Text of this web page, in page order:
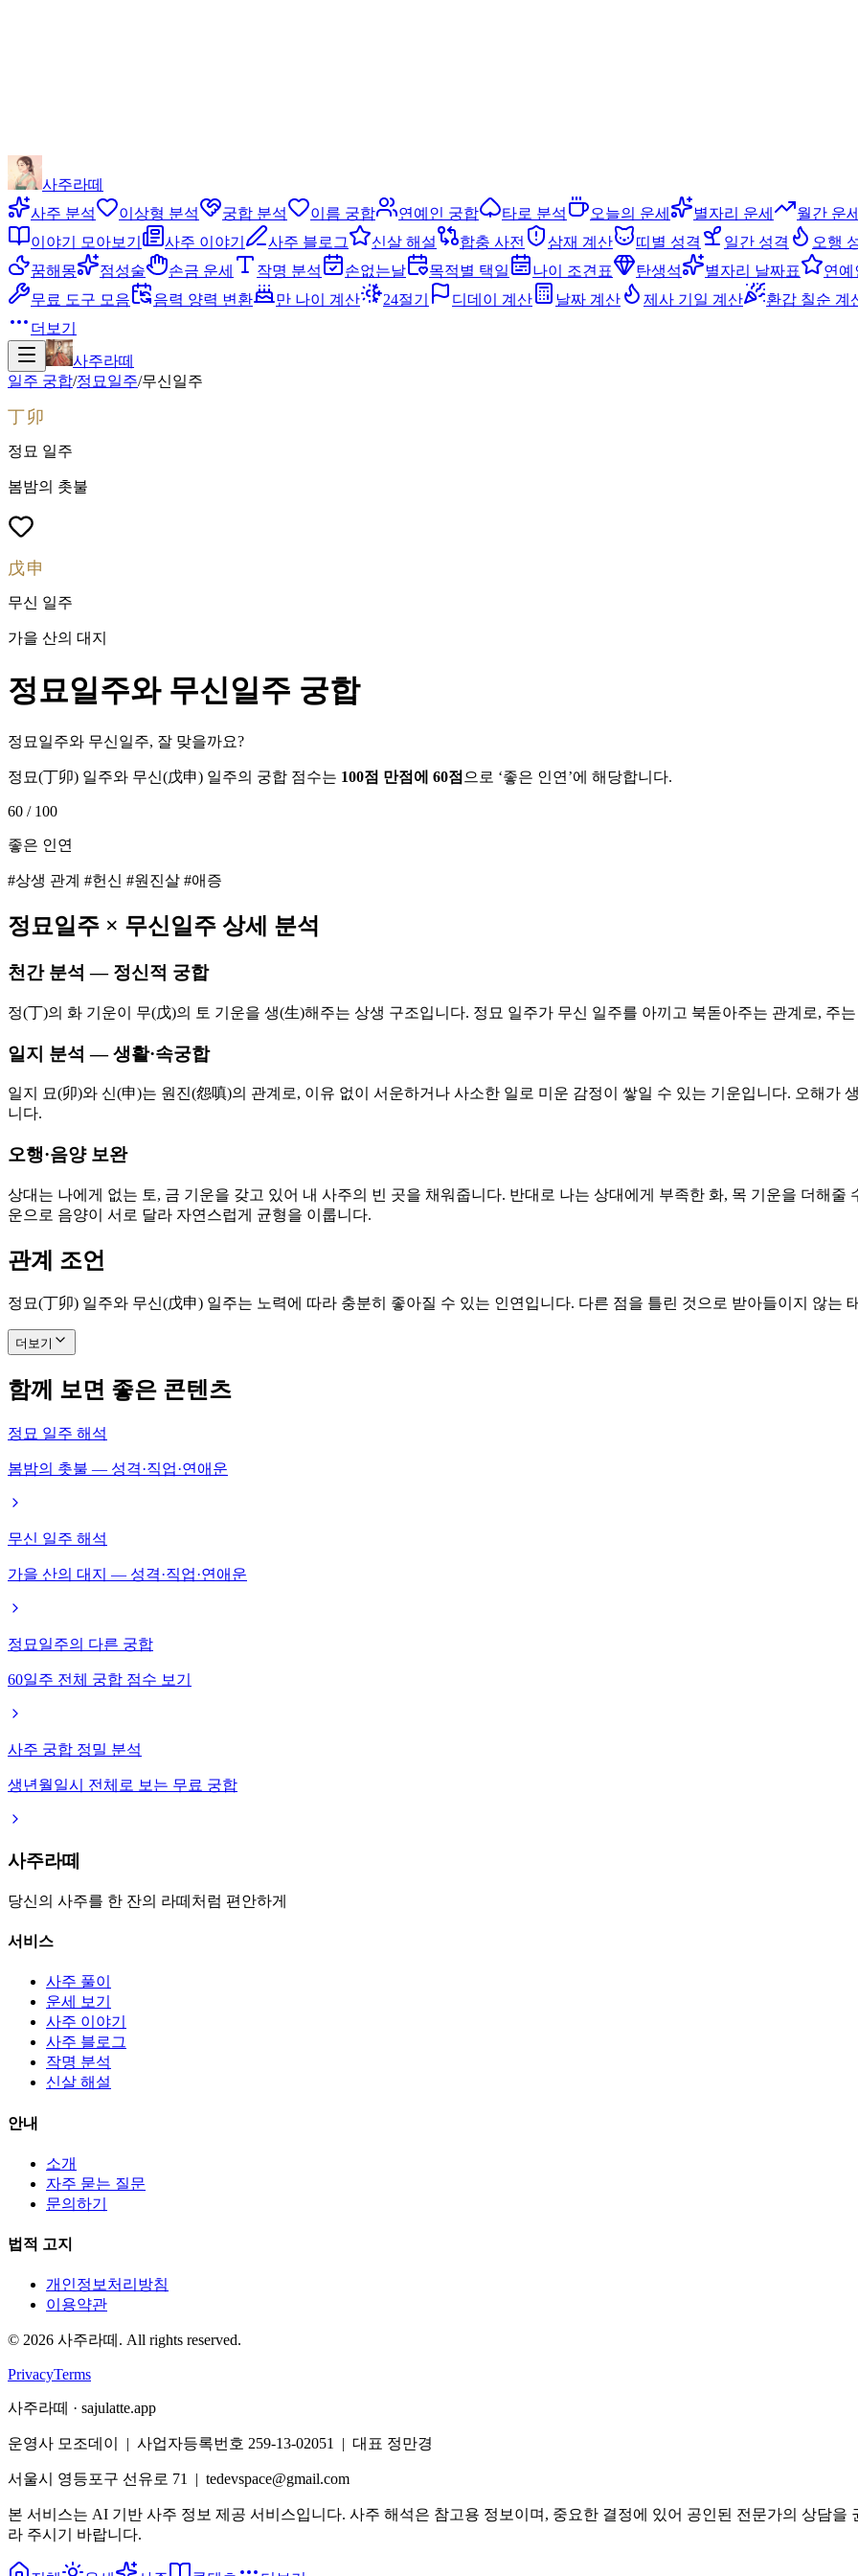
사주라떼
사주 분석
이상형 분석 궁합 분석 이름 궁합 연예인 궁합 타로 분석 오늘의 운세 별자리 운세 월간 운세
이야기 모아보기
사주 이야기 사주 블로그 신살 해설 합충 사전 삼재 계산 띠별 성격 일간 성격 오행
꿈해몽
점성술 손금 운세 작명 분석 손없는날 목적별 택일 나이 조견표 탄생석 별자리 날짜표
연예
무료 도구 모음
음력 양력 변환 만 나이 계산 24절기 디데이 계산 날짜 계산 제사 기일 계산 환갑 칠순 계
더보기
사주라떼
일주 궁합/정묘 일주/무신일주
丁卯
정묘 일주
봄밤의 촛불
戊申
무신 일주
가을 산의 대지
정묘일주와 무신일주 궁합
정묘일주와 무신일주, 잘 맞을까요?
정묘(丁卯) 일주와 무신(戊申) 일주의 궁합 점수는 100점 만점에 60점 으로 ‘좋은 인연 ’에 해당합니다.
60 / 100
좋은 인연
#상생 관계 #헌신 #원진살 #애증
정묘일주 × 무신일주 상세 분석
천간 분석 — 정신적 궁합
정(丁)의 화 기운이 무(戊)의 토 기운을 생(生)해주는 상생 구조입니다. 정묘 일주가 무신 일주를 아끼고 북돋아주는 관계로, 주
일지 분석 — 생활·속궁합
일지 묘(卯)와 신(申)는 원진(怨嗔)의 관계로, 이유 없이 서운하거나 사소한 일로 미운 감정이 쌓일 수 있는 기운입니다. 오해가
니다.
오행·음양 보완
상대는 나에게 없는 토, 금 기운을 갖고 있어 내 사주의 빈 곳을 채워줍니다. 반대로 나는 상대에게 부족한 화, 목 기운을 더해줄
운으로 음양이 서로 달라 자연스럽게 균형을 이룹니다.
관계 조언
정묘(丁卯) 일주와 무신(戊申) 일주는 노력에 따라 충분히 좋아질 수 있는 인연입니다. 다른 점을 틀린 것으로 받아들이지 않는
더보기
함께 보면 좋은 콘텐츠
정묘 일주 해석
봄밤의 촛불 — 성격·직업·연애운
무신 일주 해석
가을 산의 대지 — 성격·직업·연애운
정묘일주의 다른 궁합
60일주 전체 궁합 점수 보기
사주 궁합 정밀 분석
생년월일시 전체로 보는 무료 궁합
사주라떼
당신의 사주를 한 잔의 라떼처럼 편안하게
서비스
사주 풀이
운세 보기
사주 이야기
사주 블로그
작명 분석
신살 해설
안내
소개
자주 묻는 질문
문의하기
법적 고지
개인정보처리방침
이용약관
© 2026 사주라떼. All rights reserved.
PrivacyTerms
사주라떼 · sajulatte.app
운영사 모조데이 | 사업자등록번호 259-13-02051 | 대표 정만경
서울시 영등포구 선유로 71 | tedevspace@gmail.com
본 서비스는 AI 기반 사주 정보 제공 서비스입니다. 사주 해석은 참고용 정보이며, 중요한 결정에 있어 공인된 전문가의 상담
라 주시기 바랍니다.